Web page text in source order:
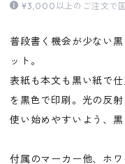
¥3,000以上のご注文で
普段書く機会が少ない
ット。
表紙も本文も黒い紙で
を黒色で印刷。光の反
使い始めやすいよう、
付属のマーカー他、ホ